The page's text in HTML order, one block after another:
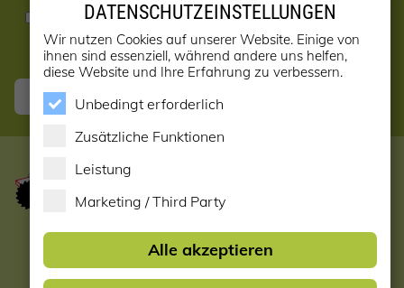
Ja, ich möchte den Newsletter erhalten! (kann jederzeit
abbestellt werden)
Anmelden
Startseite
DATENSCHUTZEINSTELLUNGEN
Wir nutzen Cookies auf unserer Website. Einige von
ihnen sind essenziell, während andere uns helfen,
diese Website und Ihre Erfahrung zu verbessern.
Unbedingt erforderlich
Zusätzliche Funktionen
Leistung
Marketing / Third Party
Alle akzeptieren